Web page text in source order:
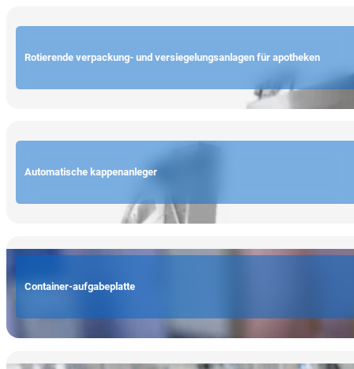
Rotierende verpackung- und versiegelungsanlagen für apotheken
Automatische kappenanleger
Container-aufgabeplatte